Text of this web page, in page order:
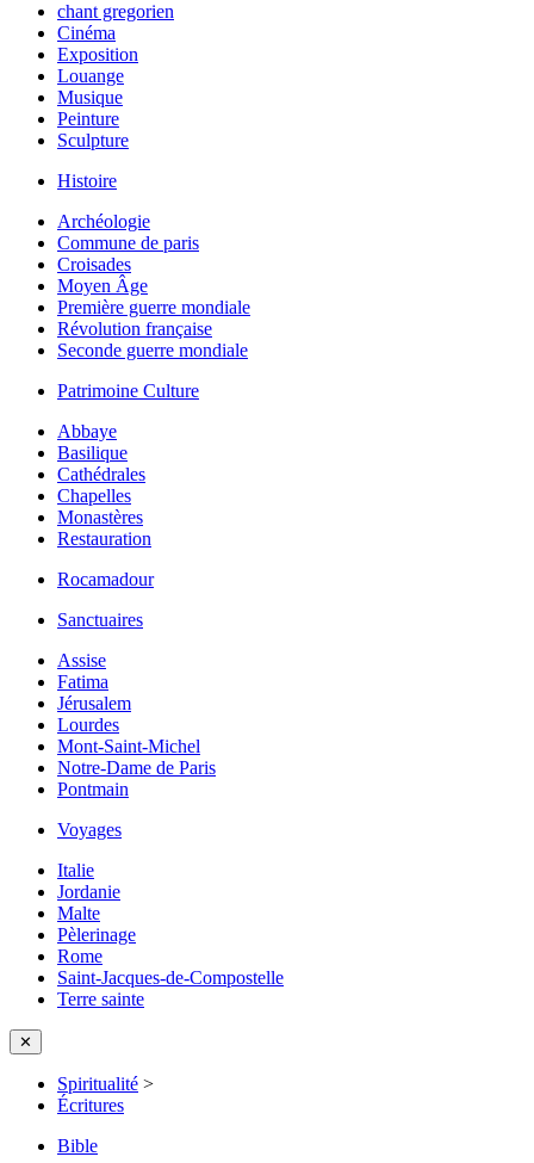
chant gregorien
Cinéma
Exposition
Louange
Musique
Peinture
Sculpture
Histoire
Archéologie
Commune de paris
Croisades
Moyen Âge
Première guerre mondiale
Révolution française
Seconde guerre mondiale
Patrimoine Culture
Abbaye
Basilique
Cathédrales
Chapelles
Monastères
Restauration
Rocamadour
Sanctuaires
Assise
Fatima
Jérusalem
Lourdes
Mont-Saint-Michel
Notre-Dame de Paris
Pontmain
Voyages
Italie
Jordanie
Malte
Pèlerinage
Rome
Saint-Jacques-de-Compostelle
Terre sainte
✕
Spiritualité >
Écritures
Bible